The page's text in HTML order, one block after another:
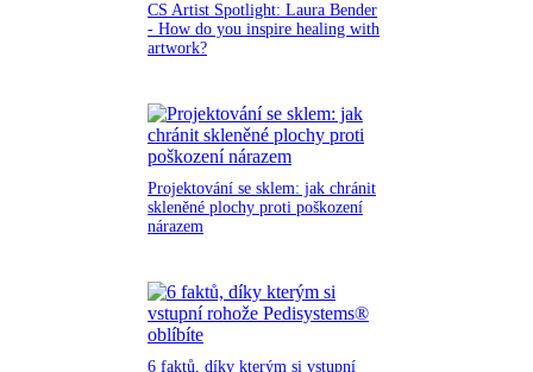
CS Artist Spotlight: Laura Bender
- How do you inspire healing with
artwork?
Projektování se sklem: jak chránit
skleněné plochy proti poškození
nárazem
6 faktů, díky kterým si vstupní